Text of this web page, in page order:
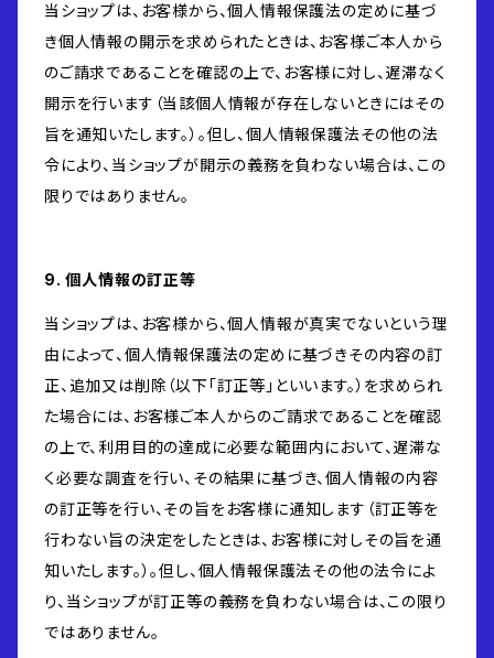
当ショップは、お客様から、個人情報保護法の定めに基づ
き個人情報の開示を求められたときは、お客様ご本人から
のご請求であることを確認の上で、お客様に対し、遅滞なく
開示を行います（当該個人情報が存在しないときにはその
旨を通知いたします。）。但し、個人情報保護法その他の法
令により、当ショップが開示の義務を負わない場合は、この
限りではありません。
9. 個人情報の訂正等
当ショップは、お客様から、個人情報が真実でないという理
由によって、個人情報保護法の定めに基づきその内容の訂
正、追加又は削除（以下「訂正等」といいます。）を求められ
た場合には、お客様ご本人からのご請求であることを確認
の上で、利用目的の達成に必要な範囲内において、遅滞な
く必要な調査を行い、その結果に基づき、個人情報の内容
の訂正等を行い、その旨をお客様に通知します（訂正等を
行わない旨の決定をしたときは、お客様に対しその旨を通
知いたします。）。但し、個人情報保護法その他の法令によ
り、当ショップが訂正等の義務を負わない場合は、この限り
ではありません。